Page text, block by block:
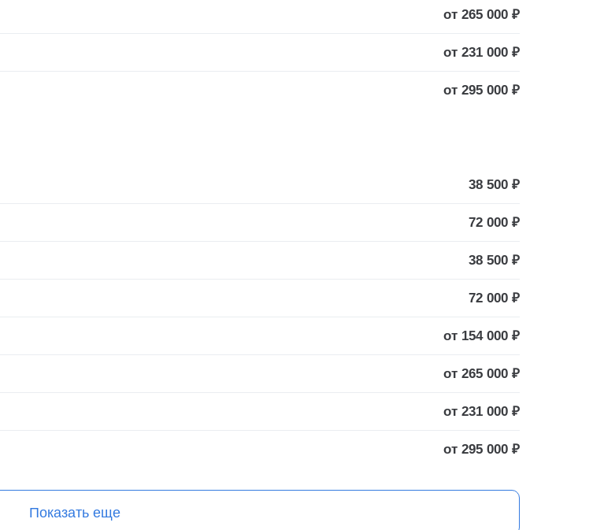
от 265 000 ₽
от 231 000 ₽
от 295 000 ₽
38 500 ₽
72 000 ₽
38 500 ₽
72 000 ₽
от 154 000 ₽
от 265 000 ₽
от 231 000 ₽
от 295 000 ₽
Показать еще